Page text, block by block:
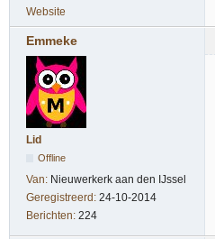
Website
Emmeke
Lid
Offline
Van: Nieuwerkerk aan den IJssel
Geregistreerd: 24-10-2014
Berichten: 224